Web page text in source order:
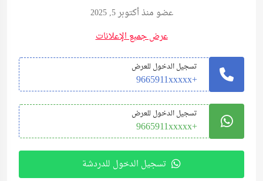
عضو منذ أكتوبر 5, 2025
عرض جميع الإعلانات
تسجيل الدخول للعرض
+9665911xxxxx
تسجيل الدخول للعرض
+9665911xxxxx
تسجيل الدخول للدردشة